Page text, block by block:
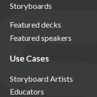
Storyboards
Featured decks
Featured speakers
Use Cases
Storyboard Artists
Educators